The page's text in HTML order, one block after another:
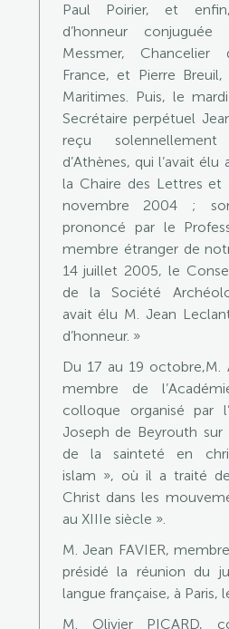
Paul Poirier, et
d’honneur
Messmer,
France, et Pierre
Maritimes. Puis, le
Secrétaire perpétuel
reçu
d’Athènes, qui l’avait élu
la Chaire des Lettres et
novembre 2004 ;
prononcé par le
membre étranger de
14 juillet 2005, le
de la Société
avait élu M. Jean
d’honneur. »
Du 17 au 19 octobre,M.
membre de
colloque organisé par
Joseph de Beyrouth sur
de la sainteté en
islam », où il a traité
Christ dans les
au XIIIe siècle ».
M. Jean FAVIER,
présidé la réunion du
langue française, à Paris,
M. Olivier PICARD,